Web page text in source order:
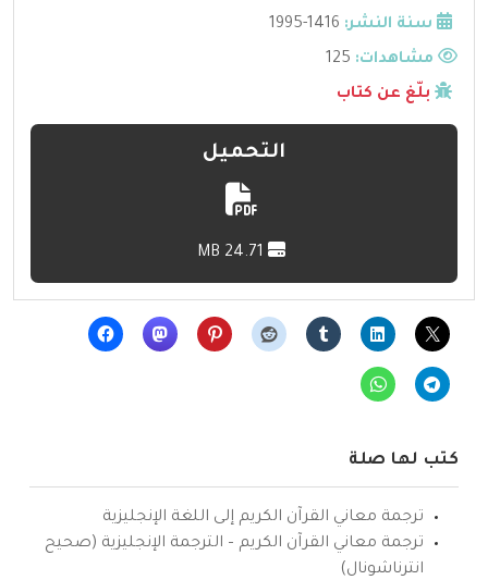
سنة النشر: 1416-1995
مشاهدات:
بلّغ عن كتاب
التحميل
كتب لها صلة
ترجمة معاني القرآن الكريم إلى اللغة الإنجليزية
ترجمة معاني القرآن الكريم – الترجمة الإنجليزية (صحيح
انترناشونال)